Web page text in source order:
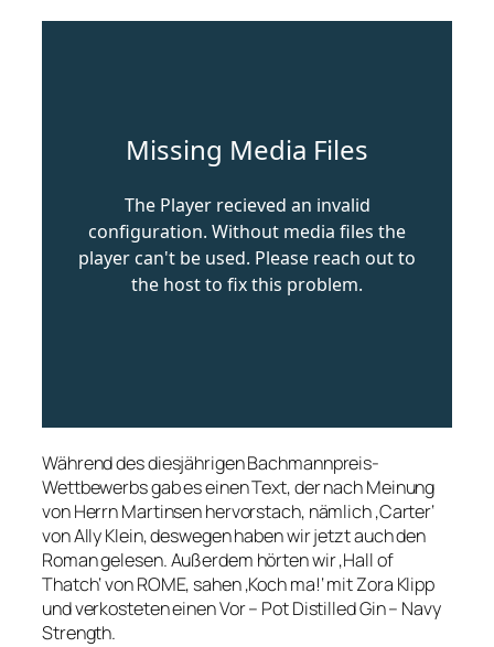
Während des diesjährigen Bachmannpreis-
Wettbewerbs gab es einen Text, der nach Meinung
von Herrn Martinsen hervorstach, nämlich ‚Carter‘
von Ally Klein, deswegen haben wir jetzt auch den
Roman gelesen. Außerdem hörten wir ‚Hall of
Thatch‘ von ROME, sahen ‚Koch ma!‘ mit Zora Klipp
und verkosteten einen Vor – Pot Distilled Gin – Navy
Strength.